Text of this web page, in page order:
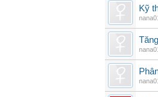
Kỹ